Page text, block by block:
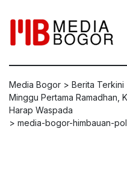
Media Bogor > Berita Terkini
Minggu Pertama Ramadhan,
Harap Waspada
> media-bogor-himbauan-